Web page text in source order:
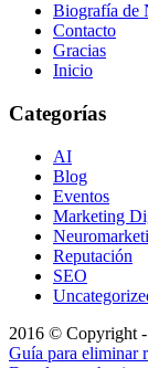
Biografía de
Contacto
Gracias
Inicio
Categorías
AI
Blog
Eventos
Marketing
Reputación
SEO
2016 © Copyright
Guía para eliminar